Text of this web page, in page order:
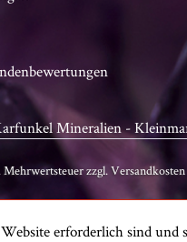
Mineralien -
zzgl. Versandkosten
erforderlich sind und